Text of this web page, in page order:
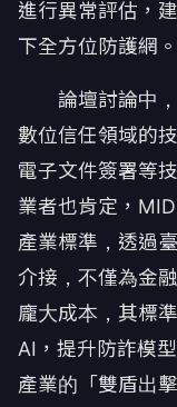
進行異常評估，
下全方位防護網。
論壇討論中，
數位信任領域的
電子文件簽署等
業者也肯定，
產業標準，透過
介接，不僅為金
龐大成本，其標
AI，提升防詐模
產業的「雙盾出